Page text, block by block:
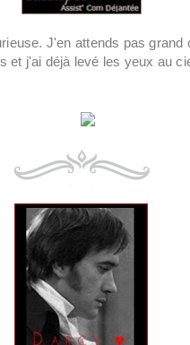
J'en attends pas grand
et j'ai déjà levé les yeux au